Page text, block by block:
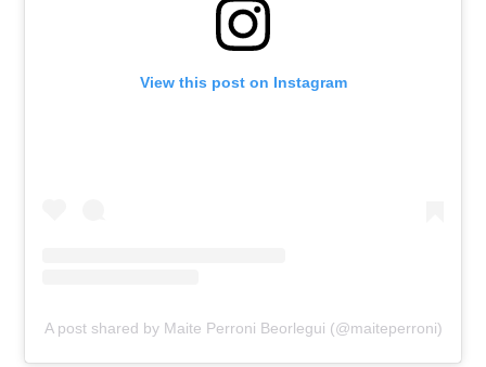
View this post on Instagram
A post shared by Maite Perroni Beorlegui (@maiteperroni)